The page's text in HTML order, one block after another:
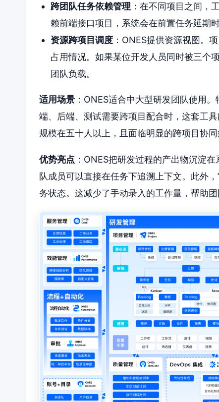
跨团队任务依赖管理 ：在不同项目之间，
赖前端接口项目，系统会在前置任务延期
资源跨项目调度：ONES提供资源视图。
占用情况。如果某位开发人员同时被三个
团队负载。
适用场景 ：ONES适合中大型研发团队使用
端、后端、测试需要跨项目配合时，这套工
规模在五十人以上，且面临明显的跨项目协
优势亮点 ：ONES把研发过程的产出物沉淀
队成员可以直接在任务下追溯上下文。此外
务状态。这减少了手动录入的工作量，帮助团